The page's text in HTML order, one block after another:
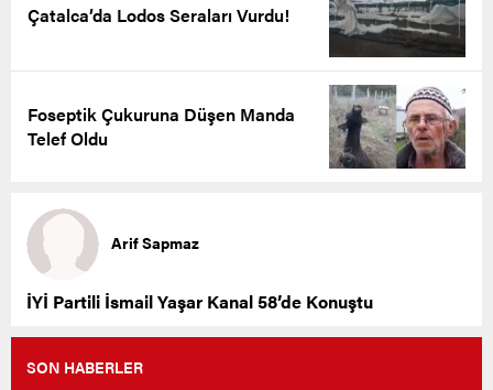
Çatalca’da Lodos Seraları Vurdu!
Foseptik Çukuruna Düşen Manda
Telef Oldu
Arif Sapmaz
İYİ Partili İsmail Yaşar Kanal 58’de Konuştu
SON HABERLER